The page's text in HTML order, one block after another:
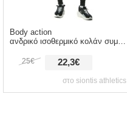
στο siontis athletics
Body action
ανδρικό ισοθερμικό κολάν συμπίεσης
22,3€
25€